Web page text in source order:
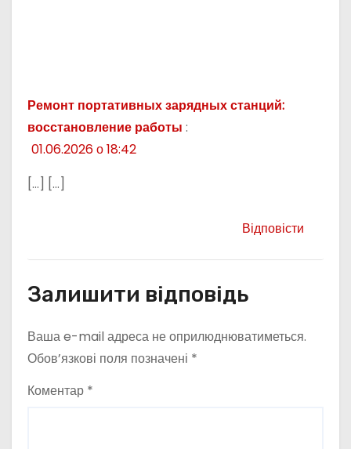
Ремонт портативных зарядных станций:
восстановление работы :
01.06.2026 о 18:42
[…] […]
Відповісти
Залишити відповідь
Ваша e-mail адреса не оприлюднюватиметься.
Обов’язкові поля позначені *
Коментар *